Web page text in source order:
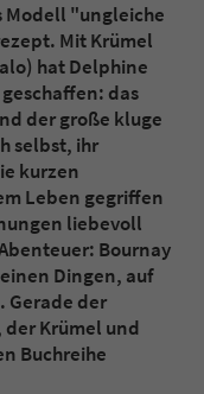
Modell "ungleiche
Mit Krümel
hat Delphine
das
der große kluge
selbst, ihr
kurzen
Leben gegriffen
liebevoll
Bournay
Dingen, auf
Gerade der
der Krümel und
Buchreihe
& Co. KG
die
mit dem
um z. B. den
zu